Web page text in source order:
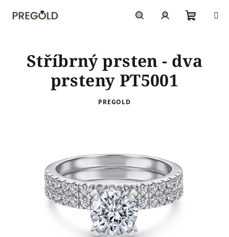
košík
Stříbrný prsten - dva
prsteny PT5001
PREGOLD